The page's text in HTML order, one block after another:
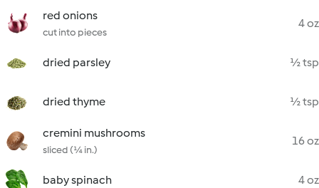
red onions
cut into pieces
4 oz
dried parsley ½ tsp
dried thyme ½ tsp
cremini mushrooms
sliced (¼ in.)
16 oz
baby spinach 4 oz